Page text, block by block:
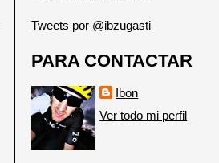
Tweets por @ibzugasti
PARA CONTACTAR
Ibon
Ver todo mi perfil